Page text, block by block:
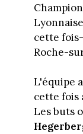
cette
Roche-
L'équipe
cette fois
Les buts